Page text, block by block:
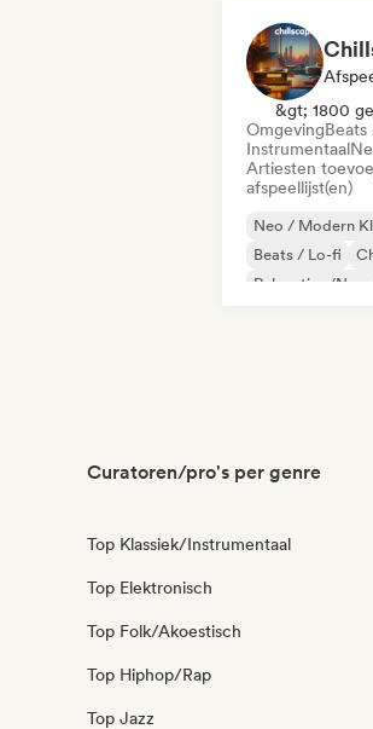
&gt; 1800
Omgeving
Instrumentaal
Artiesten
afspeellijst(en)
Neo / Modern
Beats / Lo-fi
Relaxation/New
Curatoren/pro's per genre
Top Klassiek/Instrumentaal
Top Elektronisch
Top Folk/Akoestisch
Top Hiphop/Rap
Top Jazz